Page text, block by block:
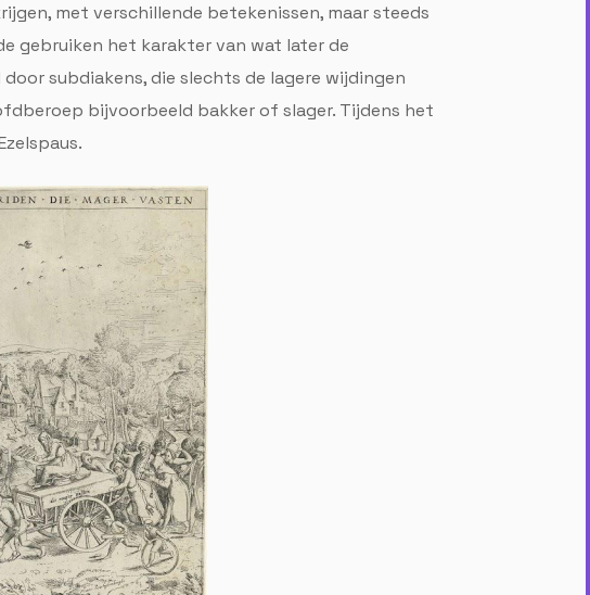
met verschillende betekenissen, maar steeds
gebruiken het karakter van wat later de
subdiakens, die slechts de lagere wijdingen
bijvoorbeeld bakker of slager. Tijdens het